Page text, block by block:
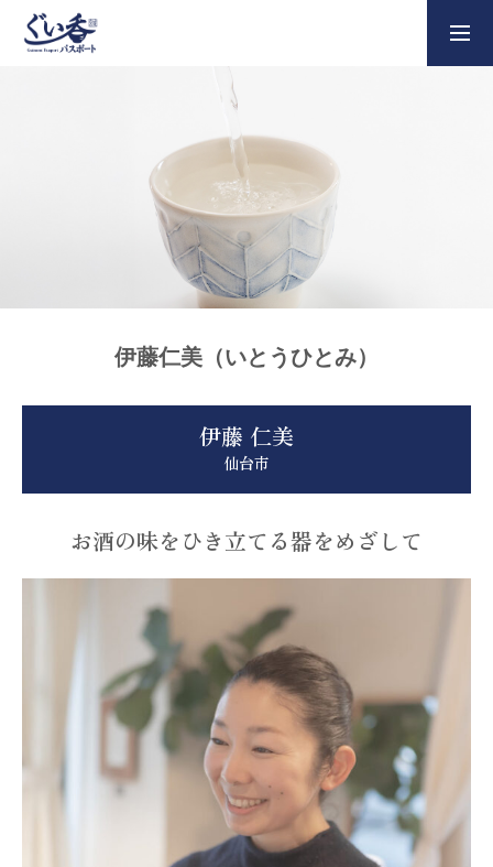
チケットの購入
ぐい呑パスポートとは？
ぐい呑パスポートの使い方
参加飲食店一覧
窯元・作家の紹介
よくあるご質問
日本酒豆知識
お知らせ
運営会社・お問い合わせ
伊藤仁美（いとうひとみ）
伊藤 仁美
仙台市
お酒の味をひき立てる器をめざして